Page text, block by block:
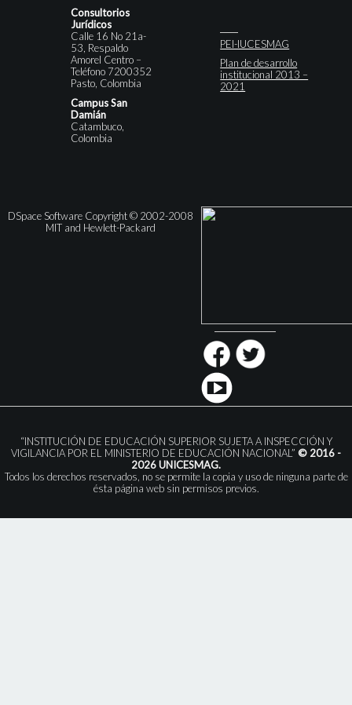
Consultorios
Jurídicos
Calle 16 No 21a-
53, Respaldo
Amorel Centro –
Teléfono 7200352
Pasto, Colombia
Campus San
Damián
Catambuco,
Colombia
PEI-IUCESMAG
Plan de desarrollo
institucional 2013 –
2021
DSpace Software Copyright © 2002-2008
MIT and Hewlett-Packard
“INSTITUCIÓN DE EDUCACIÓN SUPERIOR SUJETA A INSPECCIÓN Y
VIGILANCIA POR EL MINISTERIO DE EDUCACIÓN NACIONAL” © 2016 -
2026 UNICESMAG.
Todos los derechos reservados, no se permite la copia y uso de ninguna parte de
ésta página web sin permisos previos.